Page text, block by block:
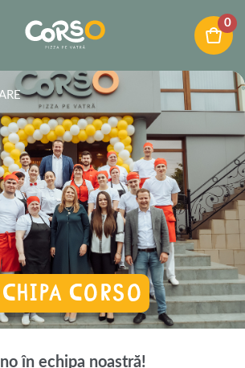
0
CORSO
în echipa noastră!